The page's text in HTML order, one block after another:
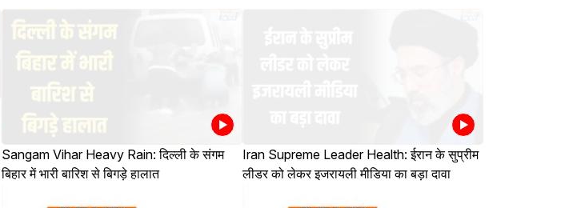
Sangam Vihar Heavy Rain: दिल्ली के संगम
बिहार में भारी बारिश से बिगड़े हालात
Iran Supreme Leader Health: ईरान के सुप्रीम
लीडर को लेकर इजरायली मीडिया का बड़ा दावा